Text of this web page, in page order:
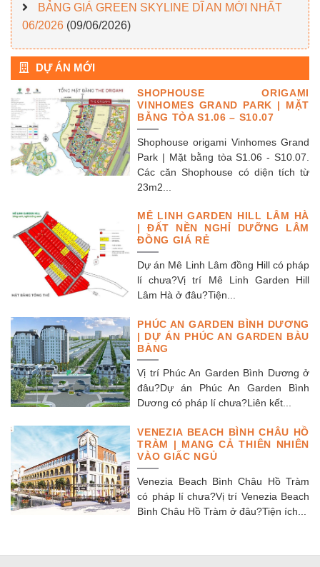
BẢNG GIÁ GREEN SKYLINE DĨ AN MỚI NHẤT
06/2026 (09/06/2026)
DỰ ÁN MỚI
SHOPHOUSE ORIGAMI
VINHOMES GRAND PARK | MẶT
BẰNG TÒA S1.06 – S10.07
Shophouse origami Vinhomes Grand
Park | Mặt bằng tòa S1.06 - S10.07.
Các căn Shophouse có diện tích từ
23m2...
MÊ LINH GARDEN HILL LÂM HÀ
| ĐẤT NỀN NGHỈ DƯỠNG LÂM
ĐỒNG GIÁ RẺ
Dự án Mê Linh Lâm đồng Hill có pháp
lí chưa?Vị trí Mê Linh Garden Hill
Lâm Hà ở đâu?Tiện...
PHÚC AN GARDEN BÌNH DƯƠNG
| DỰ ÁN PHÚC AN GARDEN BÀU
BÀNG
Vị trí Phúc An Garden Bình Dương ở
đâu?Dự án Phúc An Garden Bình
Dương có pháp lí chưa?Liên kết...
VENEZIA BEACH BÌNH CHÂU HỒ
TRÀM | MANG CẢ THIÊN NHIÊN
VÀO GIẤC NGỦ
Venezia Beach Bình Châu Hồ Tràm
có pháp lí chưa?Vị trí Venezia Beach
Bình Châu Hồ Tràm ở đâu?Tiện ích...